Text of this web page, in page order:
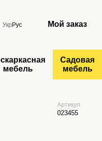
Укр Рус Мой заказ
мебель
Садовая
мебель
Артикул
023455